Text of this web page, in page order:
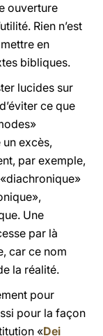
ouverture
Rien n’est
en
bibliques.
lucides sur
ce que
excès,
par exemple,
Une
par là
car ce nom
la réalité.
pour
pour la façon
«Dei